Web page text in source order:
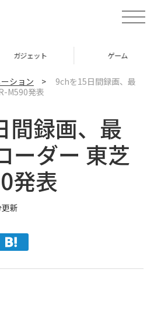
t
o
v
ガジェット ゲーム
ション >
9chを15日間録画、最
M590発表
間録画、最
ーダー 東芝
発表
新